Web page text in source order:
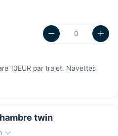
10EUR par trajet. Navettes
twin